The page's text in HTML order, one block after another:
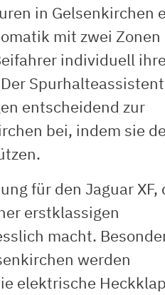
in Gelsenkirchen
mit zwei Zonen
individuell
Spurhalteassistent
entscheidend zur
bei, indem sie
für den Jaguar XF,
erstklassigen
macht.
werden
elektrische